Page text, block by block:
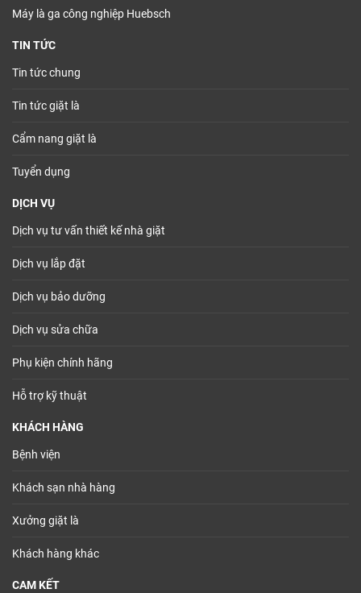
Máy là ga công nghiệp Huebsch
TIN TỨC
Tin tức chung
Tin tức giặt là
Cẩm nang giặt là
Tuyển dụng
DỊCH VỤ
Dịch vụ tư vấn thiết kế nhà giặt
Dịch vụ lắp đặt
Dịch vụ bảo dưỡng
Dịch vụ sửa chữa
Phụ kiện chính hãng
Hỗ trợ kỹ thuật
KHÁCH HÀNG
Bệnh viện
Khách sạn nhà hàng
Xưởng giặt là
Khách hàng khác
CAM KẾT